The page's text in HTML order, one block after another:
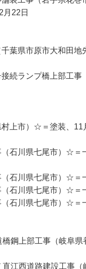
月22日
葉県市原市大和田
続ランプ橋上部工
上市）☆＝塗装、11
石川県七尾市）☆＝
石川県七尾市）☆＝
石川県七尾市）☆＝
石川県七尾市）☆＝
鋼上部工事（岐阜
江西道路建設工事